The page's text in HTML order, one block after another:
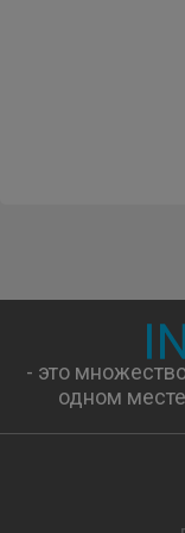
- это
одном